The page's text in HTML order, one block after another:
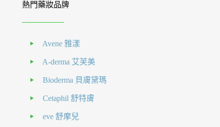
熱門藥妝品牌
Avene 雅漾
A-derma 艾芙美
Bioderma 貝膚黛瑪
Cetaphil 舒特膚
eve 舒摩兒